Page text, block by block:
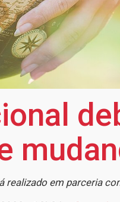
realizado em parceria